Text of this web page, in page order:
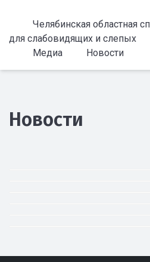
Челябинская областная
для слабовидящих и слепых
Медиа
Новости
Новости